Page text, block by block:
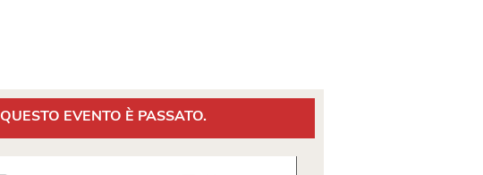
QUESTO EVENTO È PASSATO.